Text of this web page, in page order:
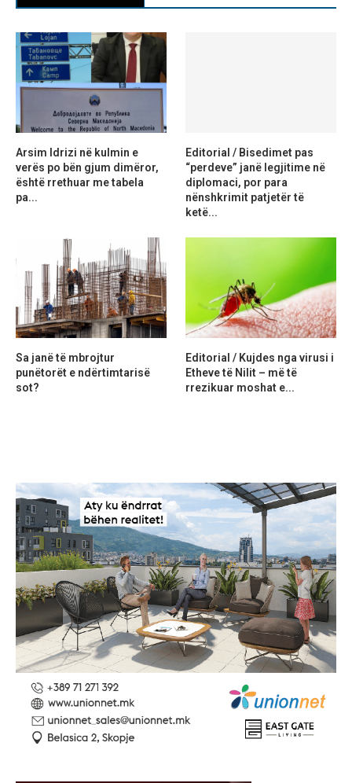
Arsim Idrizi në kulmin e
verës po bën gjum dimëror,
është rrethuar me tabela
pa...
Editorial / Bisedimet pas
“perdeve” janë legjitime në
diplomaci, por para
nënshkrimit patjetër të
ketë...
Sa janë të mbrojtur
punëtorët e ndërtimtarisë
sot?
Editorial / Kujdes nga virusi i
Etheve të Nilit – më të
rrezikuar moshat e...